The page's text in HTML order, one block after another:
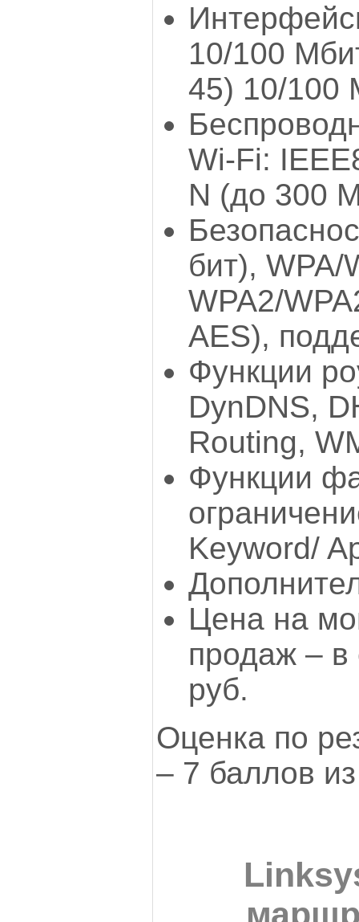
10/100
45) 10/100
Wi-Fi:
N (до 300
бит), WPA/
WPA2/
AES),
Функции
DynDNS,
Routing,
Функции
Keyword/
Цена на
продаж –
руб.
Оценка по
– 7 баллов